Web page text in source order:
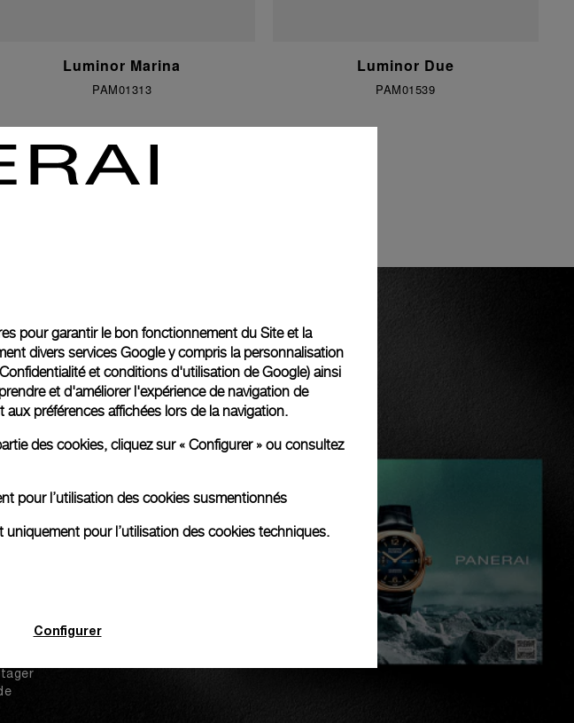
Luminor Marina
PAM01313
Luminor Due
PAM01539
pour garantir le bon fonctionnement du Site et la
divers services Google y compris la personnalisation
et conditions d'utilisation de Google) ainsi
et d'améliorer l'expérience de navigation de
préférences affichées lors de la navigation.
des cookies, cliquez sur « Configurer » ou consultez
pour l’utilisation des cookies susmentionnés
pour l’utilisation des cookies techniques.
Configurer